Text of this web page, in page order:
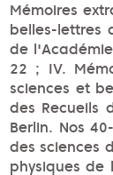
Mémoires
belles-lettres
de
22 ; IV.
sciences et
des Recueils
Berlin. Nos
des sciences
physiques de